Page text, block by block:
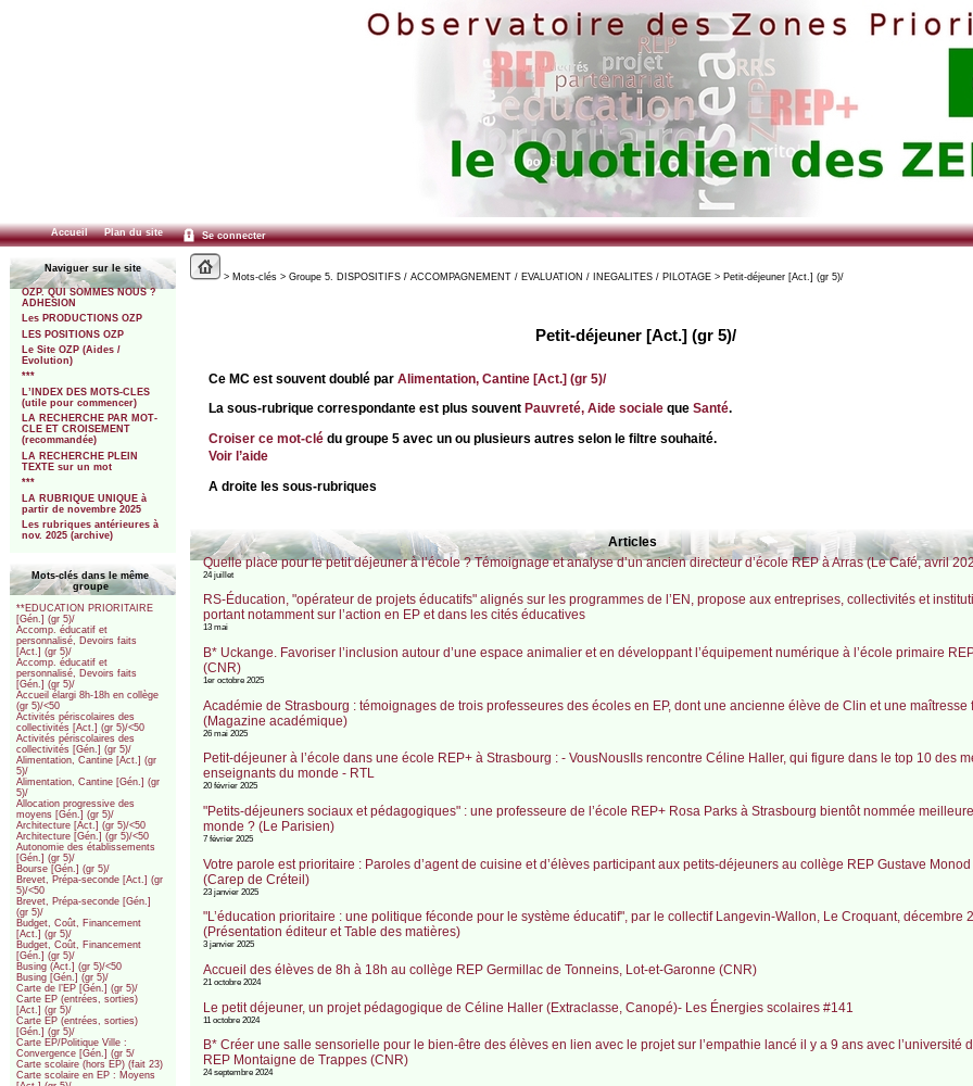
Accueil Plan du site Se connecter
Naviguer sur le site
OZP. QUI SOMMES NOUS ?
ADHESION
Les PRODUCTIONS OZP
LES POSITIONS OZP
Le Site OZP (Aides /
Evolution)
***
L’INDEX DES MOTS-CLES
(utile pour commencer)
LA RECHERCHE PAR MOT-
CLE ET CROISEMENT
(recommandée)
LA RECHERCHE PLEIN
TEXTE sur un mot
***
LA RUBRIQUE UNIQUE à
partir de novembre 2025
Les rubriques antérieures à
nov. 2025 (archive)
Mots-clés dans le même
groupe
**EDUCATION PRIORITAIRE
[Gén.] (gr 5)/
Accomp. éducatif et
personnalisé, Devoirs faits
[Act.] (gr 5)/
Accomp. éducatif et
personnalisé, Devoirs faits
[Gén.] (gr 5)/
Accueil élargi 8h-18h en collège
(gr 5)/<50
Activités périscolaires des
collectivités [Act.] (gr 5)/<50
Activités périscolaires des
collectivités [Gén.] (gr 5)/
Alimentation, Cantine [Act.] (gr
5)/
Alimentation, Cantine [Gén.] (gr
5)/
Allocation progressive des
moyens [Gén.] (gr 5)/
Architecture [Act.] (gr 5)/<50
Architecture [Gén.] (gr 5)/<50
Autonomie des établissements
[Gén.] (gr 5)/
Bourse [Gén.] (gr 5)/
Brevet, Prépa-seconde [Act.] (gr
5)/<50
Brevet, Prépa-seconde [Gén.]
(gr 5)/
Budget, Coût, Financement
[Act.] (gr 5)/
Budget, Coût, Financement
[Gén.] (gr 5)/
Busing (Act.] (gr 5)/<50
Busing [Gén.] (gr 5)/
Carte de l’EP [Gén.] (gr 5)/
Carte EP (entrées, sorties)
[Act.] (gr 5)/
Carte EP (entrées, sorties)
[Gén.] (gr 5)/
Carte EP/Politique Ville :
Convergence [Gén.] (gr 5/
Carte scolaire (hors EP) (fait 23)
Carte scolaire en EP : Moyens
> Mots-clés > Groupe 5. DISPOSITIFS / ACCOMPAGNEMENT / EVALUATION / INEGALITES / PILOTAGE > Petit-déjeuner [Act.] (gr 5)/
Petit-déjeuner [Act.] (gr 5)/
Ce MC est souvent doublé par Alimentation, Cantine [Act.] (gr 5)/
La sous-rubrique correspondante est plus souvent Pauvreté, Aide socialequeSanté.
Croiser ce mot-clé du groupe 5 avec un ou plusieurs autres selon le filtre souhaité.
Voir l’aide
A droite les sous-rubriques
Articles
Quelle place pour le petit déjeuner à l’école ? Témoignage et analyse d’un ancien directeur d’école REP à Arras (Le Café, avril
24 juillet
RS-Éducation, "opérateur de projets éducatifs" alignés sur les programmes de l’EN, propose aux entreprises, collectivités et
portant notamment sur l’action en EP et dans les cités éducatives
13 mai
B* Uckange. Favoriser l’inclusion autour d’une espace animalier et en développant l’équipement numérique à l’école primaire
(CNR)
1er octobre 2025
Académie de Strasbourg : témoignages de trois professeures des écoles en EP, dont une ancienne élève de Clin et une maîtresse
(Magazine académique)
26 mai 2025
Petit-déjeuner à l’école dans une école REP+ à Strasbourg : - VousNousIls rencontre Céline Haller, qui figure dans le top 10 des
enseignants du monde - RTL
20 février 2025
"Petits-déjeuners sociaux et pédagogiques" : une professeure de l’école REP+ Rosa Parks à Strasbourg bientôt nommée
monde ? (Le Parisien)
7 février 2025
Votre parole est prioritaire : Paroles d’agent de cuisine et d’élèves participant aux petits-déjeuners au collège REP Gustave Monod
(Carep de Créteil)
23 janvier 2025
"L’éducation prioritaire : une politique féconde pour le système éducatif", par le collectif Langevin-Wallon, Le Croquant, décembre
(Présentation éditeur et Table des matières)
3 janvier 2025
Accueil des élèves de 8h à 18h au collège REP Germillac de Tonneins, Lot-et-Garonne (CNR)
21 octobre 2024
Le petit déjeuner, un projet pédagogique de Céline Haller (Extraclasse, Canopé)- Les Énergies scolaires #141
11 octobre 2024
B* Créer une salle sensorielle pour le bien-être des élèves en lien avec le projet sur l’empathie lancé il y a 9 ans avec l’université
REP Montaigne de Trappes (CNR)
24 septembre 2024